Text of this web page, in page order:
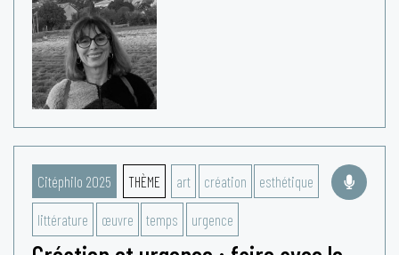
Citéphilo 2025 THÈME art création esthétique
littérature œuvre temps urgence